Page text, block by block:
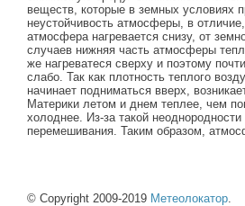
веществ, которые в земных условиях
неустойчивость атмосферы, в
атмосфера нагревается снизу, от
случаев нижняя часть атмосферы
же нагреватеся сверху и поэтому
слабо. Так как плотность теплого
начинает подниматься вверх,
Материки летом и днем теплее, чем
холоднее. Из-за такой
перемешивания. Таким образом,
© Copyright 2009-2019 Метеолокатор